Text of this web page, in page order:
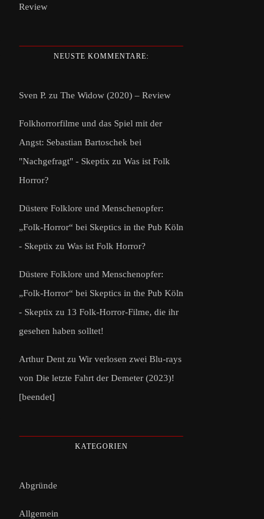
Review
NEUSTE KOMMENTARE:
Sven P. zu The Widow (2020) – Review
Folkhorrorfilme und das Spiel mit der
Angst: Sebastian Bartoschek bei
"Nachgefragt" - Skeptix zu Was ist Folk
Horror?
Düstere Folklore und Menschenopfer:
„Folk-Horror“ bei Skeptics in the Pub Köln
- Skeptix zu Was ist Folk Horror?
Düstere Folklore und Menschenopfer:
„Folk-Horror“ bei Skeptics in the Pub Köln
- Skeptix zu 13 Folk-Horror-Filme, die ihr
gesehen haben solltet!
Arthur Dent zu Wir verlosen zwei Blu-rays
von Die letzte Fahrt der Demeter (2023)!
[beendet]
KATEGORIEN
Abgründe
Allgemein